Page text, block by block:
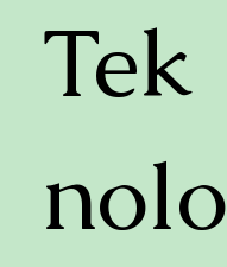
Tek
nolo